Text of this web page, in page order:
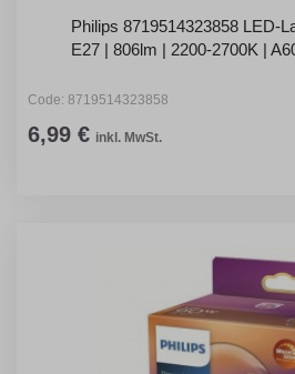
Philips 8719514323858 LED-
E27 | 806lm | 2200-2700K |
Code: 8719514323858
6,99 € inkl. MwSt.